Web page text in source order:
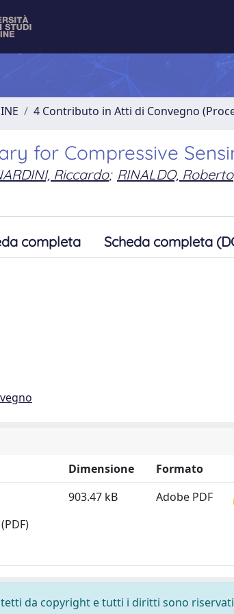
4 Contributo in Atti di Convegno
for Compressive
Riccardo; RINALDO, Roberto
completa Scheda completa
Dimensione
Formato
903.47 kB Adobe PDF
da copyright e tutti i diritti sono